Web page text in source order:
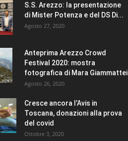
S.S. Arezzo: la presentazione
di Mister Potenza e del DS Di...
Agosto 27, 2020
Anteprima Arezzo Crowd
Festival 2020: mostra
fotografica di Mara Giammattei
Agosto 26, 2020
Cresce ancora l’Avis in
Toscana, donazioni alla prova
del covid
Ottobre 3, 2020